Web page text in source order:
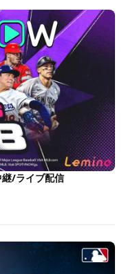
/ライブ配信